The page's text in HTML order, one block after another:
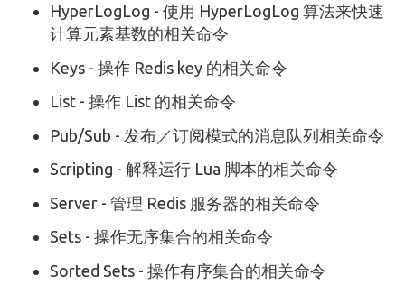
HyperLogLog - 使用 HyperLogLog 算法来快速
计算元素基数的相关命令
Keys - 操作 Redis key 的相关命令
List - 操作 List 的相关命令
Pub/Sub - 发布／订阅模式的消息队列相关命令
Scripting - 解释运行 Lua 脚本的相关命令
Server - 管理 Redis 服务器的相关命令
Sets - 操作无序集合的相关命令
Sorted Sets - 操作有序集合的相关命令